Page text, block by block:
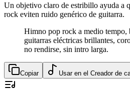
Un objetivo claro de estribillo ayuda a
rock eviten ruido genérico de guitarra.
Himno pop rock a medio tempo,
guitarras eléctricas brillantes,
no rendirse, sin intro larga.
Copiar Usar en el Creador de